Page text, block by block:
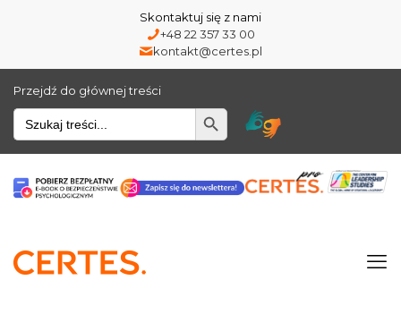
Skontaktuj się z nami
+48 22 357 33 00
kontakt@certes.pl
Przejdź do głównej treści
Wyszukiwarka